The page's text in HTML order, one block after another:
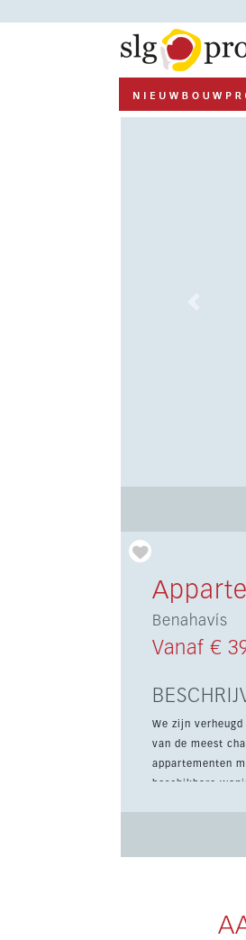
Benahavís
Vanaf €
We zijn
van de meest
appartementen
beschikbare